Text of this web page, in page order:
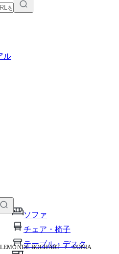
加
ル
ソファ
チェア・椅子
テーブル・デスク
付けて、カートに追加できます
BOCHART SONIA